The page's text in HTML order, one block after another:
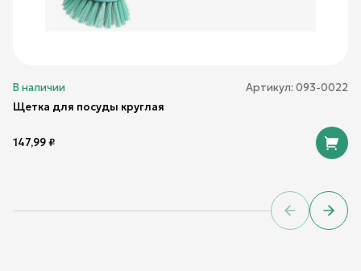
В наличии Артикул: 093-0022
Щетка для посуды круглая
147,99₽
Previous
Next